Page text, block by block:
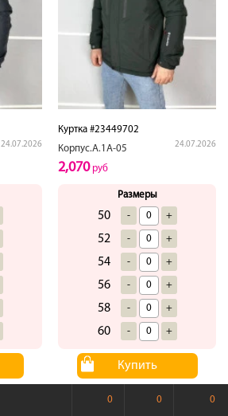
24.07.2026
Куртка #23449702
Корпус.А.1А-05
24.07.2026
2,070руб
Размеры
50 - +
52 - +
54 - +
56 - +
58 - +
60 - +
Купить
0 0 0